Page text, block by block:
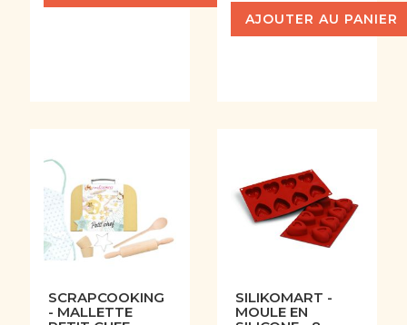
AJOUTER AU PANIER
SCRAPCOOKING
- MALLETTE
SILIKOMART -
MOULE EN